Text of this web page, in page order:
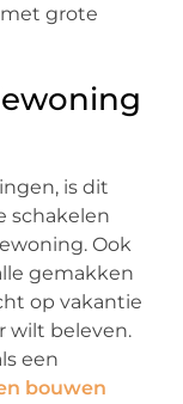
is dit
schakelen
Ook
gemakken
op vakantie
wilt beleven.
een
bouwen